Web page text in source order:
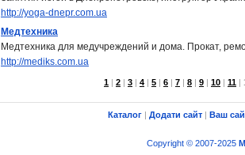
http://yoga-dnepr.com.ua
Медтехника
Медтехника для медучреждений и дома. Прокат,
http://mediks.com.ua
1 | 2 | 3 | 4 | 5 | 6 | 7 | 8 | 9 | 10 | 11 |
Каталог | Додати сайт | Ваш
Copyright © 2007-2025